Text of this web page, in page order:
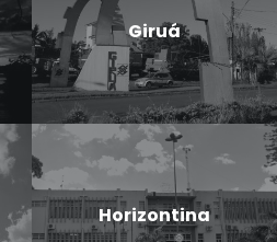
Giruá
Horizontina